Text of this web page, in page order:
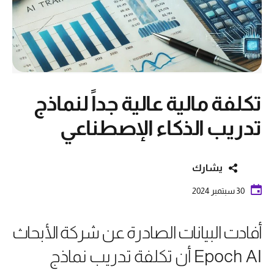
تكلفة مالية عالية جداً لنماذج
تدريب الذكاء الإصطناعي
يشارك
30 سبتمبر 2024
أفادت البيانات الصادرة عن شركة الأبحاث
Epoch AI أن تكلفة تدريب نماذج